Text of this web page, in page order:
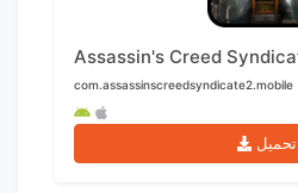
com.assassinscreedsyndicate2.mobile
تحميل